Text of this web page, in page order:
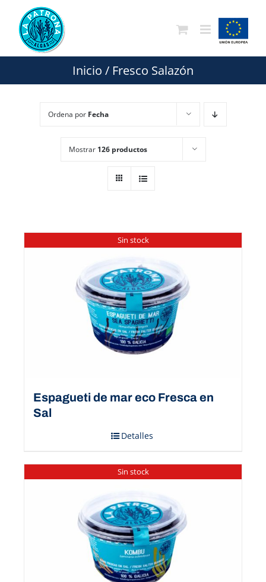
contenido
Inicio / Fresco Salazón
Ordena por Fecha
Mostrar 126 productos
Sin stock
Espagueti de mar eco Fresca en
Sal
Detalles
Sin stock